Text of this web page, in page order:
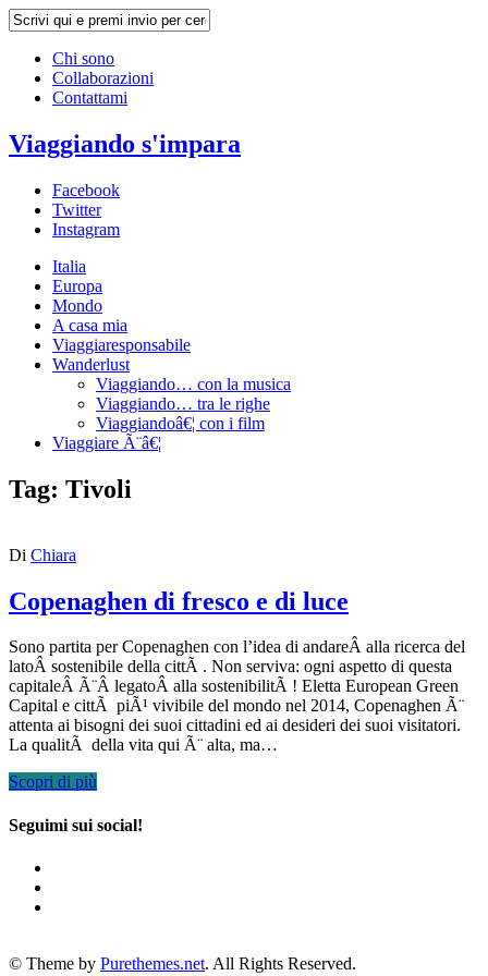
Chi sono
Collaborazioni
Contattami
Viaggiando s'impara
Facebook
Twitter
Instagram
Italia
Europa
Mondo
A casa mia
Viaggiaresponsabile
Wanderlust
Viaggiando… con la musica
Viaggiando… tra le righe
Viaggiandoâ€¦ con i film
Viaggiare Ã¨â€¦
Tag: Tivoli
Di Chiara
Copenaghen di fresco e di luce
Sono partita per Copenaghen con l’idea di andareÂ alla ricerca del
latoÂ sostenibile della cittÃ . Non serviva: ogni aspetto di questa
capitaleÂ Ã¨Â legatoÂ alla sostenibilitÃ ! Eletta European Green
Capital e cittÃ piÃ¹ vivibile del mondo nel 2014, Copenaghen Ã¨
attenta ai bisogni dei suoi cittadini ed ai desideri dei suoi visitatori.
La qualitÃ della vita qui Ã¨ alta, ma…
Scopri di più
Seguimi sui social!
© Theme by Purethemes.net. All Rights Reserved.